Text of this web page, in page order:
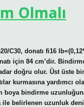
Olmalı
C30, donatı fi16
için 84 cm’dir.
doğru olur. Üst üste
kurmasına yardımcı
boya bindirme
ile belirlenen uzunluk